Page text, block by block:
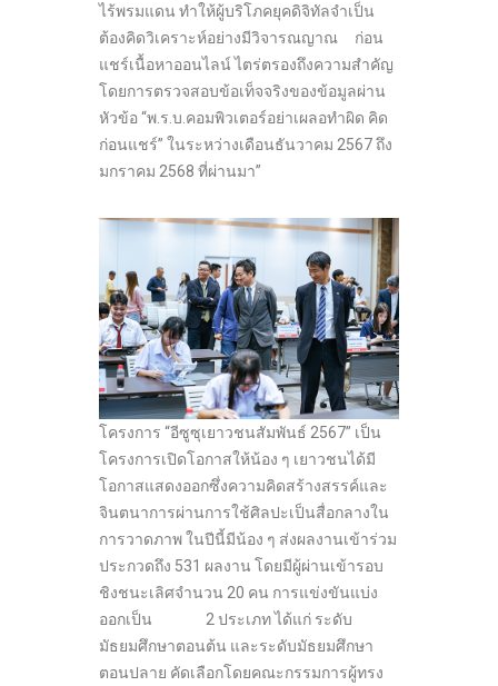
ไร้พรมแดน ทำให้ผู้บริโภคยุคดิจิทัลจำเป็น
ต้องคิดวิเคราะห์อย่างมีวิจารณญาณ ก่อน
แชร์เนื้อหาออนไลน์ ไตร่ตรองถึงความสำคัญ
โดยการตรวจสอบข้อเท็จจริงของข้อมูลผ่าน
หัวข้อ “พ.ร.บ.คอมพิวเตอร์อย่าเผลอทำผิด คิด
ก่อนแชร์” ในระหว่างเดือนธันวาคม 2567 ถึง
มกราคม 2568 ที่ผ่านมา”
โครงการ “อีซูซุเยาวชนสัมพันธ์ 2567” เป็น
โครงการเปิดโอกาสให้น้อง ๆ เยาวชนได้มี
โอกาสแสดงออกซึ่งความคิดสร้างสรรค์และ
จินตนาการผ่านการใช้ศิลปะเป็นสื่อกลางใน
การวาดภาพ ในปีนี้มีน้อง ๆ ส่งผลงานเข้าร่วม
ประกวดถึง 531 ผลงาน โดยมีผู้ผ่านเข้ารอบ
ชิงชนะเลิศจำนวน 20 คน การแข่งขันแบ่ง
ออกเป็น 2 ประเภท ได้แก่ ระดับ
มัธยมศึกษาตอนต้น และระดับมัธยมศึกษา
ตอนปลาย คัดเลือกโดยคณะกรรมการผู้ทรง